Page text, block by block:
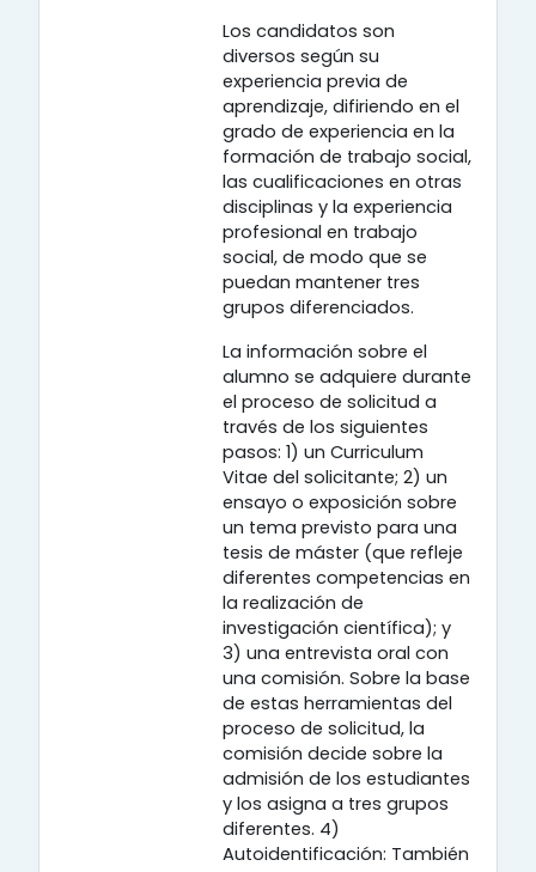
Los candidatos son
diversos según su
experiencia previa de
aprendizaje, difiriendo en el
grado de experiencia en la
formación de trabajo social,
las cualificaciones en otras
disciplinas y la experiencia
profesional en trabajo
social, de modo que se
puedan mantener tres
grupos diferenciados.
La información sobre el
alumno se adquiere durante
el proceso de solicitud a
través de los siguientes
pasos: 1) un Curriculum
Vitae del solicitante; 2) un
ensayo o exposición sobre
un tema previsto para una
tesis de máster (que refleje
diferentes competencias en
la realización de
investigación científica); y
3) una entrevista oral con
una comisión. Sobre la base
de estas herramientas del
proceso de solicitud, la
comisión decide sobre la
admisión de los estudiantes
y los asigna a tres grupos
diferentes. 4)
Autoidentificación: También